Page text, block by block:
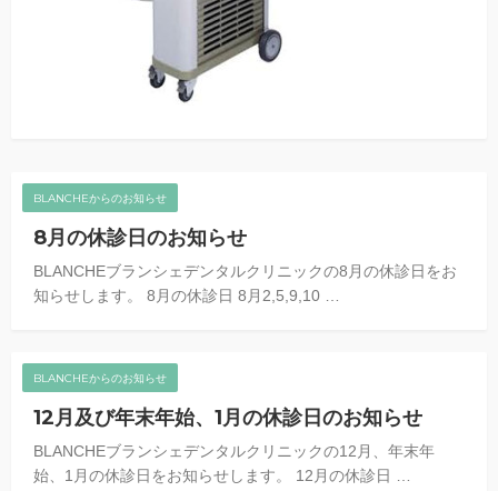
BLANCHEからのお知らせ
8月の休診日のお知らせ
BLANCHEブランシェデンタルクリニックの8月の休診日をお
知らせします。 8月の休診日 8月2,5,9,10 …
BLANCHEからのお知らせ
12月及び年末年始、1月の休診日のお知らせ
BLANCHEブランシェデンタルクリニックの12月、年末年
始、1月の休診日をお知らせします。 12月の休診日 …